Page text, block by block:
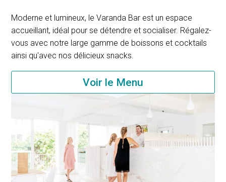
Moderne et lumineux, le Varanda Bar est un espace
accueillant, idéal pour se détendre et socialiser. Régalez-
vous avec notre large gamme de boissons et cocktails
ainsi qu'avec nos délicieux snacks.
Voir le Menu